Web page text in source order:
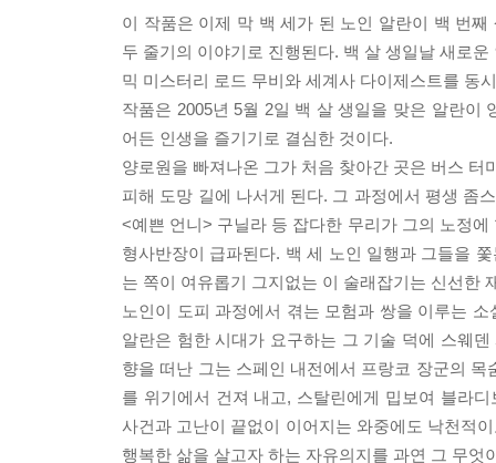
이 작품은 이제 막 백 세가 된 노인 알란이 백 번
두 줄기의 이야기로 진행된다. 백 살 생일날 새로
믹 미스터리 로드 무비와 세계사 다이제스트를 동
작품은 2005년 5월 2일 백 살 생일을 맞은 알란이
어든 인생을 즐기기로 결심한 것이다.
양로원을 빠져나온 그가 처음 찾아간 곳은 버스
피해 도망 길에 나서게 된다. 그 과정에서 평생 좀
<예쁜 언니> 구닐라 등 잡다한 무리가 그의 노정
형사반장이 급파된다. 백 세 노인 일행과 그들을
는 쪽이 여유롭기 그지없는 이 술래잡기는 신선한
노인이 도피 과정에서 겪는 모험과 쌍을 이루는
알란은 험한 시대가 요구하는 그 기술 덕에 스웨
향을 떠난 그는 스페인 내전에서 프랑코 장군의
를 위기에서 건져 내고, 스탈린에게 밉보여 블라
사건과 고난이 끝없이 이어지는 와중에도 낙천적
행복한 삶을 살고자 하는 자유의지를 과연 그 무엇